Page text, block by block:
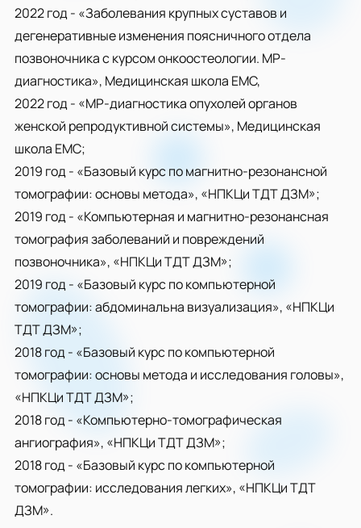
2022 год - «Заболевания крупных суставов и
дегенеративные изменения поясничного отдела
позвоночника с курсом онкоостеологии. МР-
диагностика», Медицинская школа ЕМС,
2022 год - «МР-диагностика опухолей органов
женской репродуктивной системы», Медицинская
школа ЕМС;
2019 год - «Базовый курс по магнитно-резонансной
томографии: основы метода», «НПКЦи ТДТ ДЗМ»;
2019 год - «Компьютерная и магнитно-резонансная
томография заболеваний и повреждений
позвоночника», «НПКЦи ТДТ ДЗМ»;
2019 год - «Базовый курс по компьютерной
томографии: абдоминальна визуализация», «НПКЦи
ТДТ ДЗМ»;
2018 год - «Базовый курс по компьютерной
томографии: основы метода и исследования головы»,
«НПКЦи ТДТ ДЗМ»;
2018 год - «Компьютерно-томографическая
ангиография», «НПКЦи ТДТ ДЗМ»;
2018 год - «Базовый курс по компьютерной
томографии: исследования легких», «НПКЦи ТДТ
ДЗМ».